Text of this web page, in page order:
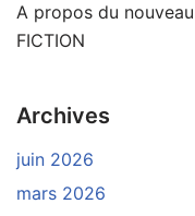
A propos du nouveau
FICTION
Archives
juin 2026
mars 2026